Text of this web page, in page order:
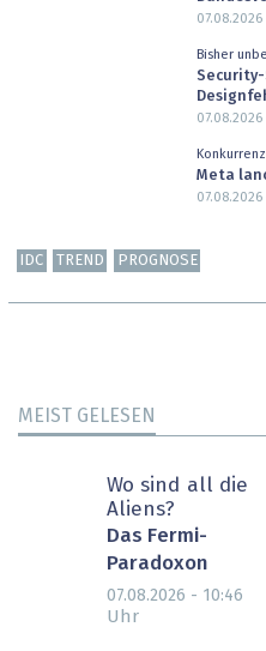
07.08.2026
Bisher
07.08.2026
Meta
07.08.2026
IDC TREND PROGNOSE
MEIST GELESEN
Wo sind all die
Aliens?
Das Fermi-
Paradoxon
07.08.2026 - 10:46
Uhr